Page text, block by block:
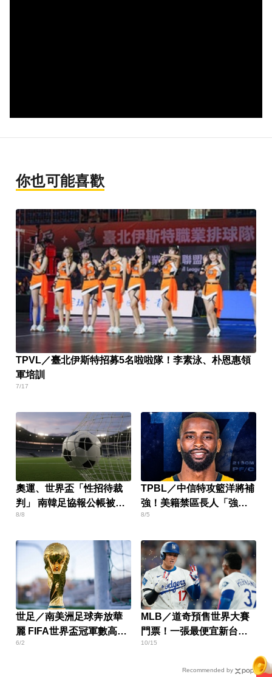
你也可能喜歡
TPVL／臺北伊斯特招募5名啦啦隊！李素泳、朴恩惠領
軍培訓
7/17
奧運、世界盃「性招待裁
判」 南韓足協報公帳被抓
包
8/8
TPBL／中信特攻籃洋將補
強！美籍禁區長人「強
斯」加盟
8/5
世足／南美洲足球奔放華
麗 FIFA世界盃冠軍數高居
第2
6/2
MLB／道奇預售世界大賽
門票！一張最便宜新台幣
2.7萬
10/15
Recommended by